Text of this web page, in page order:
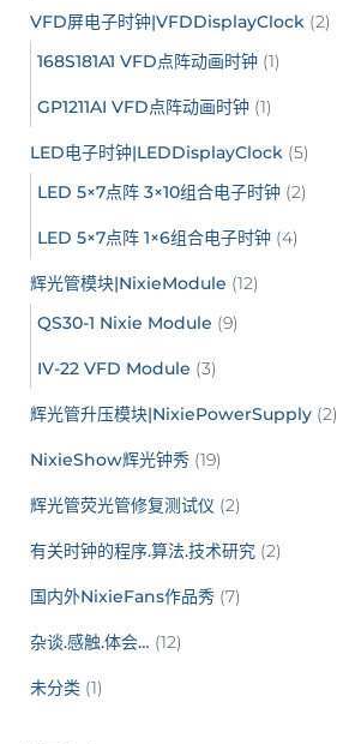
VFD屏电子时钟|VFDDisplayClock (2)
168S181A1 VFD点阵动画时钟 (1)
GP1211AI VFD点阵动画时钟 (1)
LED电子时钟|LEDDisplayClock (5)
LED 5×7点阵 3×10组合电子时钟 (2)
LED 5×7点阵 1×6组合电子时钟 (4)
辉光管模块|NixieModule (12)
QS30-1 Nixie Module (9)
IV-22 VFD Module (3)
辉光管升压模块|NixiePowerSupply (2)
NixieShow辉光钟秀 (19)
辉光管荧光管修复测试仪 (2)
有关时钟的程序.算法.技术研究 (2)
国内外NixieFans作品秀 (7)
杂谈.感触.体会… (12)
未分类 (1)